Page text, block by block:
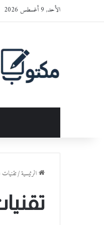
الأحد, 9 أغسطس 2026
الرئيسية/